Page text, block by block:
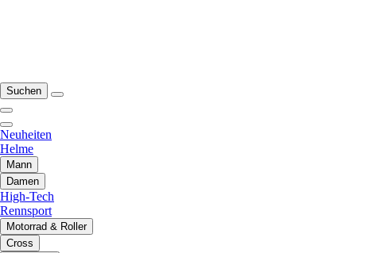
Suchen
Neuheiten
Helme
Mann
Damen
High-Tech
Rennsport
Motorrad & Roller
Cross